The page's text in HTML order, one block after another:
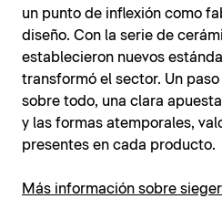
un punto de inflexión como
diseño. Con la serie de
establecieron nuevos
transformó el sector. Un
sobre todo, una clara
y las formas atemporales,
presentes en cada producto.
Más información sobre